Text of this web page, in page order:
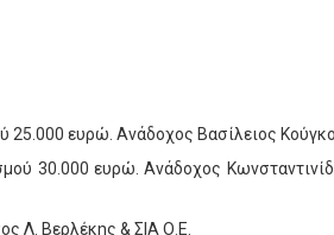
ευρώ. Ανάδοχος Βασίλειος
30.000 ευρώ. Ανάδοχος
Λ. Βερλέκης & ΣΙΑ Ο.Ε.